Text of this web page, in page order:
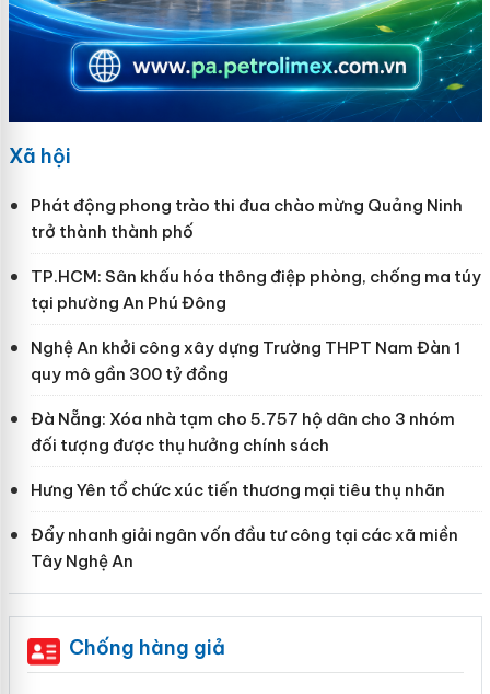
Xã hội
Phát động phong trào thi đua chào mừng Quảng Ninh
trở thành thành phố
TP.HCM: Sân khấu hóa thông điệp phòng, chống ma túy
tại phường An Phú Đông
Nghệ An khởi công xây dựng Trường THPT Nam Đàn 1
quy mô gần 300 tỷ đồng
Đà Nẵng: Xóa nhà tạm cho 5.757 hộ dân cho 3 nhóm
đối tượng được thụ hưởng chính sách
Hưng Yên tổ chức xúc tiến thương mại tiêu thụ nhãn
Đẩy nhanh giải ngân vốn đầu tư công tại các xã miền
Tây Nghệ An
Chống hàng giả